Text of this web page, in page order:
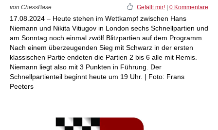
von ChessBase Gefällt mir! 0 Kommentare
17.08.2024 – Heute stehen im Wettkampf zwischen Hans
Niemann und Nikita Vitiugov in London sechs Schnellpartien und
am Sonntag noch einmal zwölf Blitzpartien auf dem Programm.
Nach einem überzeugenden Sieg mit Schwarz in der ersten
klassischen Partie endeten die Partien 2 bis 6 alle mit Remis.
Niemann liegt also mit 3 Punkten in Führung. Der
Schnellpartienteil beginnt heute um 19 Uhr. | Foto: Frans
Peeters